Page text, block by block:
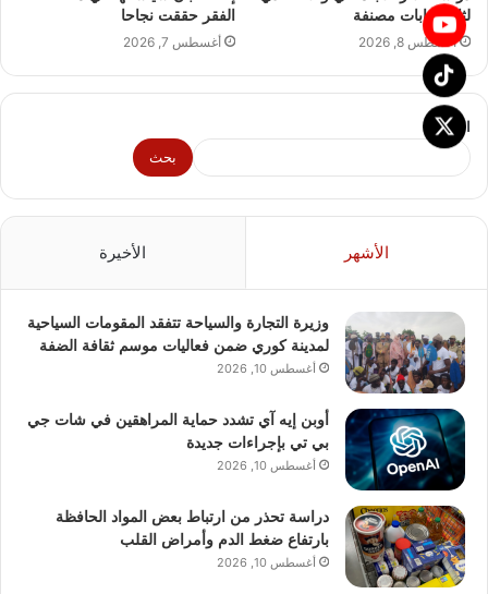
لثلاث غابات مصنفة
أغسطس 8, 2026
الفقر حققت نجاحا
أغسطس 7, 2026
البحث
بحث
الأشهر الأخيرة
وزيرة التجارة والسياحة تتفقد المقومات السياحية
لمدينة كوري ضمن فعاليات موسم ثقافة الضفة
أغسطس 10, 2026
أوبن إيه آي تشدد حماية المراهقين في شات جي
بي تي بإجراءات جديدة
أغسطس 10, 2026
دراسة تحذر من ارتباط بعض المواد الحافظة
بارتفاع ضغط الدم وأمراض القلب
أغسطس 10, 2026